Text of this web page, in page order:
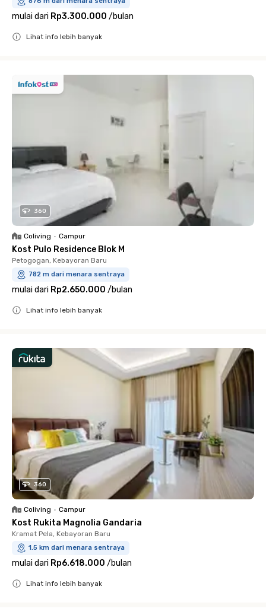
mulai dari Rp3.300.000 /bulan
Lihat info lebih banyak
360
Coliving • Campur
Kost Pulo Residence Blok M
Petogogan, Kebayoran Baru
782 m dari menara sentraya
mulai dari Rp2.650.000 /bulan
Lihat info lebih banyak
360
Coliving • Campur
Kost Rukita Magnolia Gandaria
Kramat Pela, Kebayoran Baru
1.5 km dari menara sentraya
mulai dari Rp6.618.000 /bulan
Lihat info lebih banyak